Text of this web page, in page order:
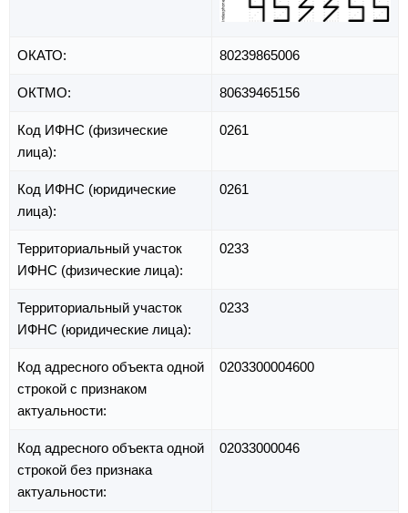
ОКАТО: 80239865006
ОКТМО: 80639465156
Код ИФНС (физические
лица):
0261
Код ИФНС (юридические
лица):
0261
Территориальный участок
ИФНС (физические лица):
0233
Территориальный участок
ИФНС (юридические лица):
0233
Код адресного объекта одной
строкой с признаком
актуальности:
0203300004600
Код адресного объекта одной
строкой без признака
актуальности:
02033000046